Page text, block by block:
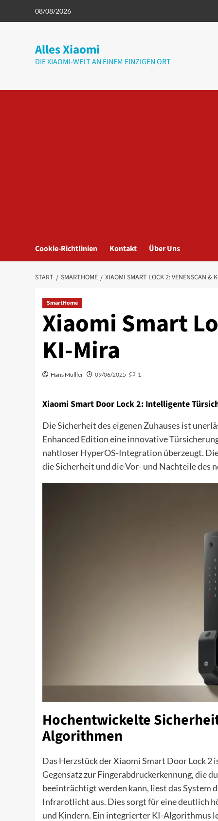
08/08/2026
Alles Xiaomi
DIE XIAOMI-WELT AN EINEM EINZIGEN ORT
Cookie-Richtlinien Kontakt Über Uns
START SMARTHOME XIAOMI SMART LOCK 2: VENENSCAN &
SmartHome
Xiaomi Smart
KI-Mira
Hans Mülller 09/06/2025 1
Xiaomi Smart Door Lock 2: Intelligente
Die Sicherheit des eigenen Zuhauses ist
Enhanced Edition eine innovative
nahtloser HyperOS-Integration überzeugt.
die Sicherheit und die Vor- und Nachteile des
Hochentwickelte
Algorithmen
Das Herzstück der Xiaomi Smart Door Lock
Gegensatz zur Fingerabdruckerkennung, die
beeinträchtigt werden kann, liest das System
Infrarotlicht aus. Dies sorgt für eine deutlich
und Kindern. Ein integrierter KI-Algorithmus